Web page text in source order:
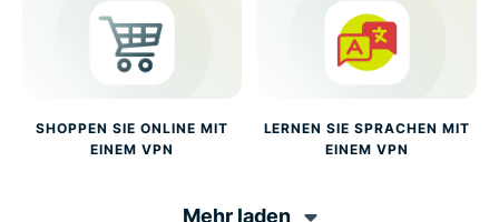
SHOPPEN SIE ONLINE MIT
EINEM VPN
LERNEN SIE SPRACHEN MIT
EINEM VPN
Mehr laden